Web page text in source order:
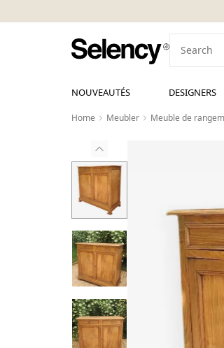
NOUVEAUTÉS DESIGNERS
Home Meubler Meuble de